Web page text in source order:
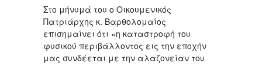
Στο μήνυμά του ο Οικουμενικός
Πατριάρχης κ. Βαρθολομαίος
επισημαίνει ότι «η καταστροφή του
φυσικού περιβάλλοντος εις την εποχήν
μας συνδέεται με την αλαζονείαν του